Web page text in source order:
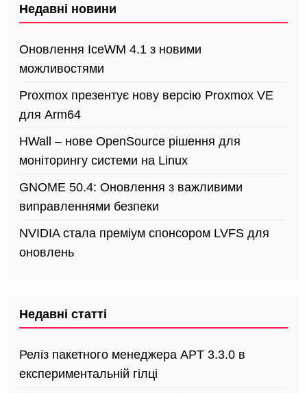
Недавні новини
Оновлення IceWM 4.1 з новими
можливостями
Proxmox презентує нову версію Proxmox VE
для Arm64
HWall – нове OpenSource рішення для
моніторингу системи на Linux
GNOME 50.4: Оновлення з важливими
виправленнями безпеки
NVIDIA стала преміум спонсором LVFS для
оновлень
Недавні статті
Реліз пакетного менеджера APT 3.3.0 в
експериментальній гілці